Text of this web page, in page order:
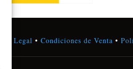
Legal • Condiciones de Venta •